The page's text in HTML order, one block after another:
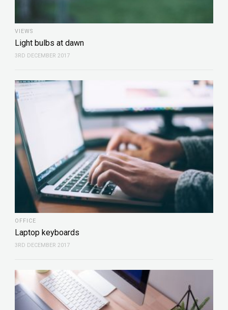
VIEWS
Light bulbs at dawn
3RD DECEMBER 2017
OFFICE
Laptop keyboards
3RD DECEMBER 2017